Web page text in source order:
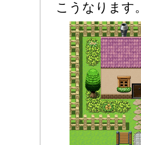
こうなります。